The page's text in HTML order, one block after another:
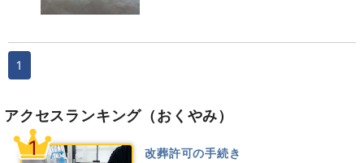
1
アクセスランキング （おくやみ）
1 改葬許可の手続き